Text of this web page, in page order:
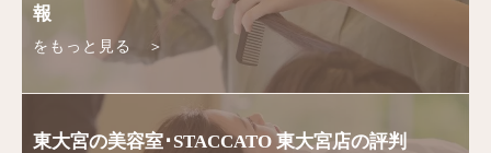
報
をもっと見る ＞
東大宮の美容室･STACCATO 東大宮店の評判